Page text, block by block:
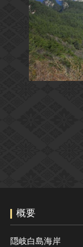
トップ
作品一覧
カテゴリで見る
世界遺産と無形文化
全国の美術館・博物
文化遺産データベ
国指定文化財等デ
概要
隠岐白島海岸